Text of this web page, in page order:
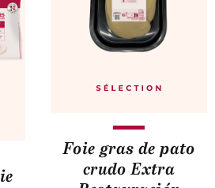
Foie gras de pato
crudo Extra